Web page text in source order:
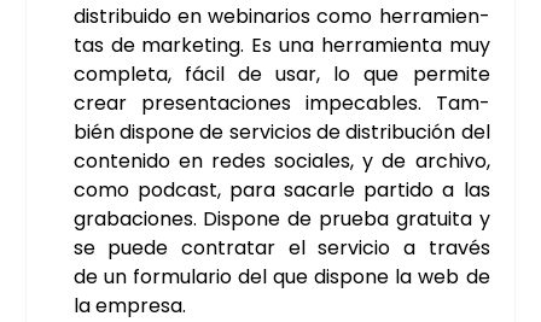
dis­tri­bui­do en webi­na­rios como herra­mien­
tas de mar­ke­ting. Es una herra­mien­ta muy
com­ple­ta, fácil de usar, lo que per­mi­te
crear pre­sen­ta­cio­nes impe­ca­bles. Tam­
bién dis­po­ne de ser­vi­cios de dis­tri­bu­ción del
con­te­ni­do en redes socia­les, y de archi­vo,
como pod­cast, para sacar­le par­ti­do a las
gra­ba­cio­nes. Dis­po­ne de prue­ba gra­tui­ta y
se pue­de con­tra­tar el ser­vi­cio a tra­vés
de un for­mu­la­rio del que dis­po­ne la web de
la empre­sa.